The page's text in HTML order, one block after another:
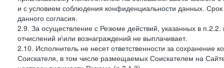
и с условием соблюдения конфиденциальности данных.
данного согласия.
2.9. За осуществление с Резюме действий, указанных в
отчислений и\или вознаграждений не выплачивает.
2.10. Исполнитель не несет ответственности за
Соискателя, в том числе размещаемых Соискателем на